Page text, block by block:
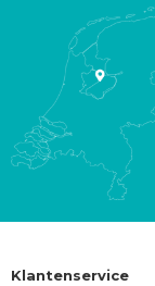
Klantenservice